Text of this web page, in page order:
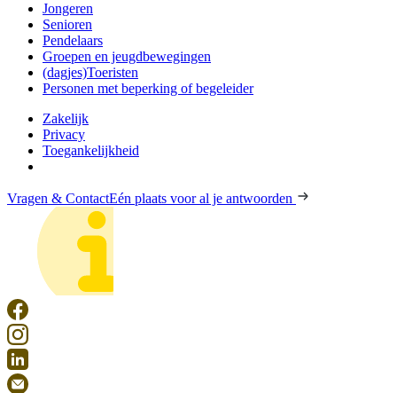
Jongeren
Senioren
Pendelaars
Groepen en jeugdbewegingen
(dagjes)Toeristen
Personen met beperking of begeleider
Zakelijk
Privacy
Toegankelijkheid
Vragen & ContactEén plaats voor al je antwoorden